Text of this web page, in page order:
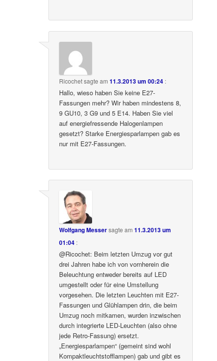
Ricochetsagte am11.3.2013 um 00:24 :
Hallo, wieso haben Sie keine E27-
Fassungen mehr? Wir haben mindestens 8,
9 GU10, 3 G9 und 5 E14. Haben Sie viel
auf energiefressende Halogenlampen
gesetzt? Starke Energiesparlampen gab es
nur mit E27-Fassungen.
Wolfgang Messersagte am11.3.2013 um
01:04 :
@Ricochet: Beim letzten Umzug vor gut
drei Jahren habe ich von vornherein die
Beleuchtung entweder bereits auf LED
umgestellt oder für eine Umstellung
vorgesehen. Die letzten Leuchten mit E27-
Fassungen und Glühlampen drin, die beim
Umzug noch mitkamen, wurden inzwischen
durch integrierte LED-Leuchten (also ohne
jede Retro-Fassung) ersetzt.
„Energiesparlampen“ (gemeint sind wohl
Kompaktleuchtstofflampen) gab und gibt es